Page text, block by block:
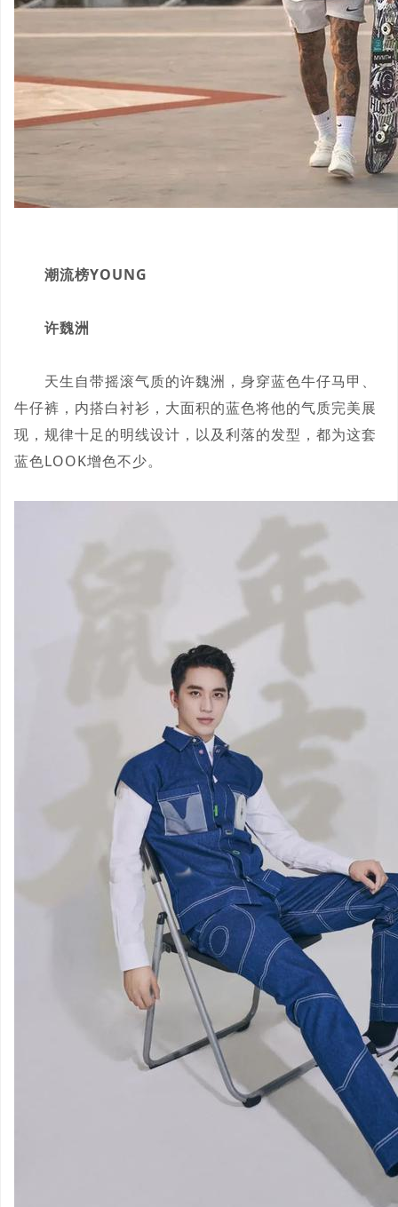
潮流榜YOUNG
许魏洲
天生自带摇滚气质的许魏洲，身穿蓝色牛仔马甲、
牛仔裤，内搭白衬衫，大面积的蓝色将他的气质完美展
现，规律十足的明线设计，以及利落的发型，都为这套
蓝色LOOK增色不少。